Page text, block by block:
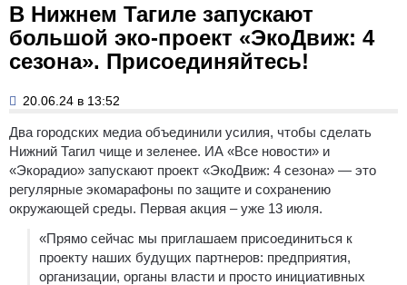
В Нижнем Тагиле запускают
большой эко-проект «ЭкоДвиж: 4
сезона». Присоединяйтесь!
20.06.24 в 13:52
Два городских медиа объединили усилия, чтобы сделать
Нижний Тагил чище и зеленее. ИА «Все новости» и
«Экорадио» запускают проект «ЭкоДвиж: 4 сезона» — это
регулярные экомарафоны по защите и сохранению
окружающей среды. Первая акция – уже 13 июля.
«Прямо сейчас мы приглашаем присоединиться к
проекту наших будущих партнеров: предприятия,
организации, органы власти и просто инициативных